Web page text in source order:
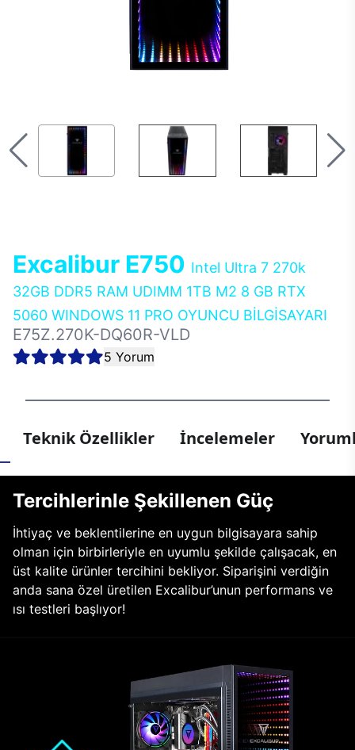
Excalibur E750 Intel Ultra 7 270k
32GB DDR5 RAM UDIMM 1TB M2 8 GB RTX
5060 WINDOWS 11 PRO OYUNCU BİLGİSAYARI
E75Z.270K-DQ60R-VLD
5 Yorum
Teknik Özellikler İncelemeler
Tercihlerinle Şekillenen Güç
İhtiyaç ve beklentilerine en uygun bilgisayara sahip
olman için birbirleriyle en uyumlu şekilde çalışacak, en
üst kalite ürünler tercihini bekliyor. Siparişini verdiğin
anda sana özel üretilen Excalibur’unun performans ve
ısı testleri başlıyor!